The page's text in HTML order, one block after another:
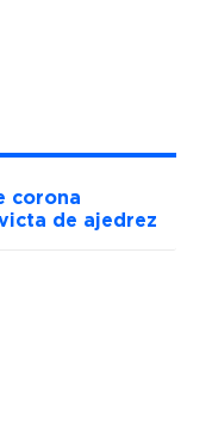
corona
de ajedrez